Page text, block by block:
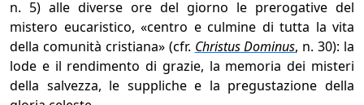
n. 5) alle diverse ore del giorno le prerogative del
mistero eucaristico, «centro e culmine di tutta la vita
della comunità cristiana» (cfr. Christus Dominus, n. 30): la
lode e il rendimento di grazie, la memoria dei misteri
della salvezza, le suppliche e la pregustazione della